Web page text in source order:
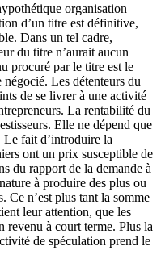
organisation
d’un titre est définitive,
Dans un tel cadre,
du titre n’aurait aucun
procuré par le titre est le
Les détenteurs du
de se livrer à une activité
La rentabilité du
Elle ne dépend que
Le fait d’introduire la
ont un prix susceptible de
du rapport de la demande à
à produire des plus ou
Ce n’est plus tant la somme
leur attention, que les
revenu à court terme. Plus la
de spéculation prend le